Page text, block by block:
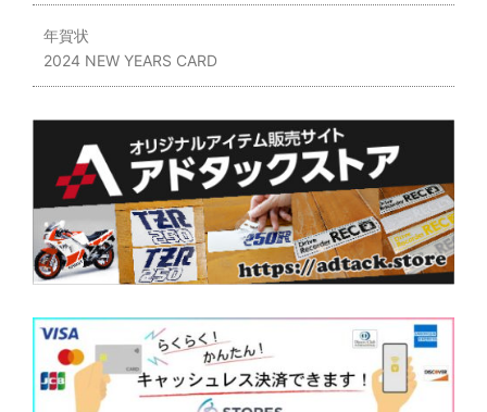
年賀状
2024 NEW YEARS CARD